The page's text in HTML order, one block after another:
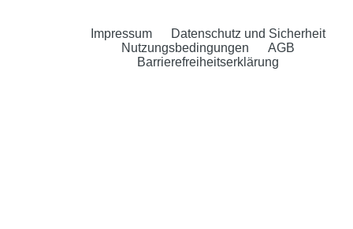
Impressum
Datenschutz und Sicherheit
Nutzungsbedingungen
AGB
Barrierefreiheitserklärung